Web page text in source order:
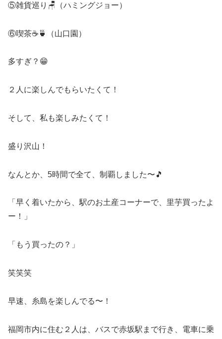
⑤雑貨巡り🪑（ハミングジョー）
⑥喫茶☕🍵（山口園）
多すぎ？😁
２人に楽しんでもらいたくて！
そして、私も楽しみたくて！
盛り沢山！
なんとか、5時間で全て、制覇しました〜🎵
「早く着いたから、駅のお土産コーナーで、里芋買ったよ
ー！」
「もう買ったの？」
笑笑笑
早速、糸島を楽しんでる〜！
福岡市内に住む２人は、バスで赤坂駅まで行き、電車に乗